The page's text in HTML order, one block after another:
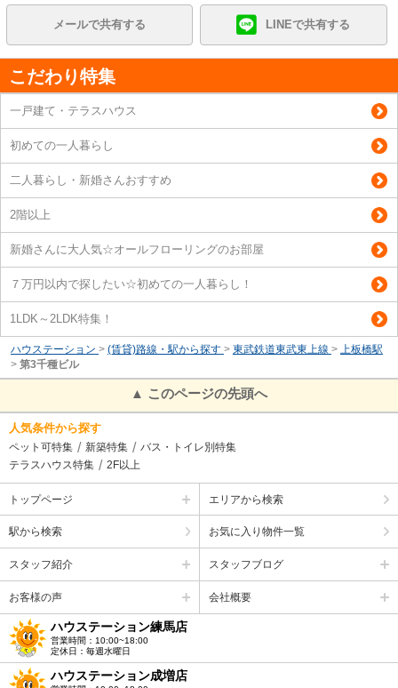
メールで共有する LINEで共有する
こだわり特集
一戸建て・テラスハウス
初めての一人暮らし
二人暮らし・新婚さんおすすめ
2階以上
新婚さんに大人気☆オールフローリングのお部屋
７万円以内で探したい☆初めての一人暮らし！
1LDK～2LDK特集！
ハウステーション > (賃貸)路線・駅から探す > 東武鉄道東武東上線 > 上板橋駅
> 第3千種ビル
▲ このページの先頭へ
人気条件から探す
ペット可特集 新築特集
バス・トイレ別特集
テラスハウス特集
2F以上
トップページ エリアから検索
駅から検索 お気に入り物件一覧
スタッフ紹介 スタッフブログ
お客様の声 会社概要
ハウステーション練馬店
営業時間：10:00~18:00
定休日：毎週水曜日
ハウステーション成増店